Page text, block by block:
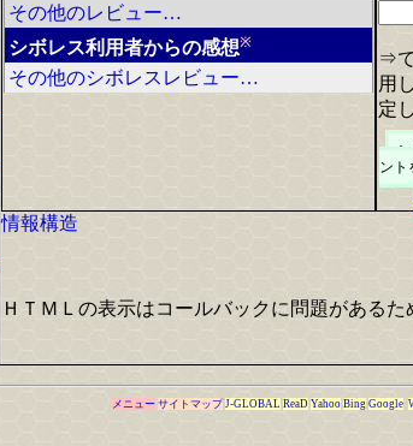
その他のレビュー…
シボレス利用者からの感想※
その他のシボレスレビュー…
⇒
用
定
ント
情報構造
ＨＴＭＬの表示はコールバックに問題があるた
メニュー サイトマップ J-GLOBAL ReaD Yahoo Bing Google